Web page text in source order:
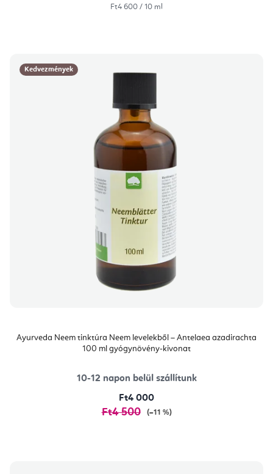
Egységár:
Ft4 600 / 10 ml
Kedvezmények
Ayurveda Neem tinktúra Neem levelekből – Antelaea azadirachta
100 ml gyógynövény-kivonat
10-12 napon belül szállítunk
Ft4 000
Ft4 500 (–11 %)